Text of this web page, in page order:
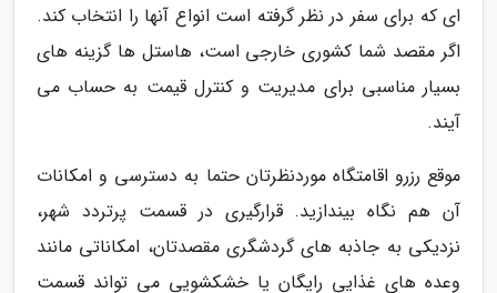
ای که برای سفر در نظر گرفته است انواع آنها را انتخاب کند.
اگر مقصد شما کشوری خارجی است، هاستل ها گزینه های
بسیار مناسبی برای مدیریت و کنترل قیمت به حساب می
آیند.
موقع رزرو اقامتگاه موردنظرتان حتما به دسترسی و امکانات
آن هم نگاه بیندازید. قرارگیری در قسمت پرتردد شهر،
نزدیکی به جاذبه های گردشگری مقصدتان، امکاناتی مانند
وعده های غذایی رایگان یا خشکشویی می تواند قسمت